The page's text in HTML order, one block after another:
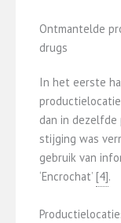
Ontmantelde
drugs
In het eerste
dan in dezelfde
stijging was
gebruik van
‘Encrochat’ ​[4]​.